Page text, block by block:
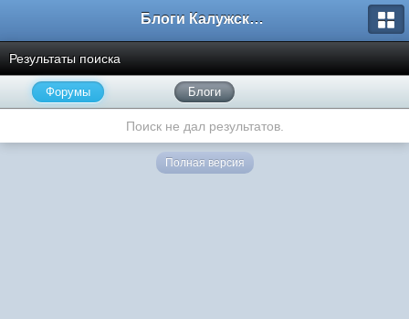
Блоги Калужского перекрестка
Результаты поиска
Форумы Блоги
Поиск не дал результатов.
Полная версия